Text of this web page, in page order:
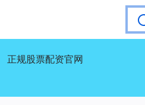
正规股票配资官网